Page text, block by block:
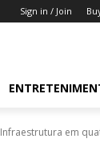
Sign in / Join
em